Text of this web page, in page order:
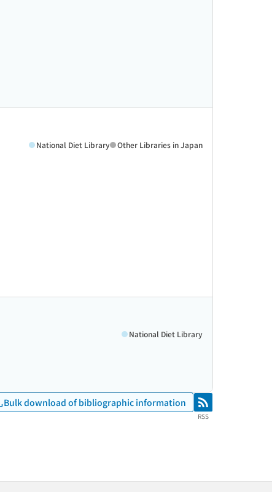
National Diet Library Other Libraries in Japan
National Diet Library
Bulk download of bibliographic information RSS
RSS